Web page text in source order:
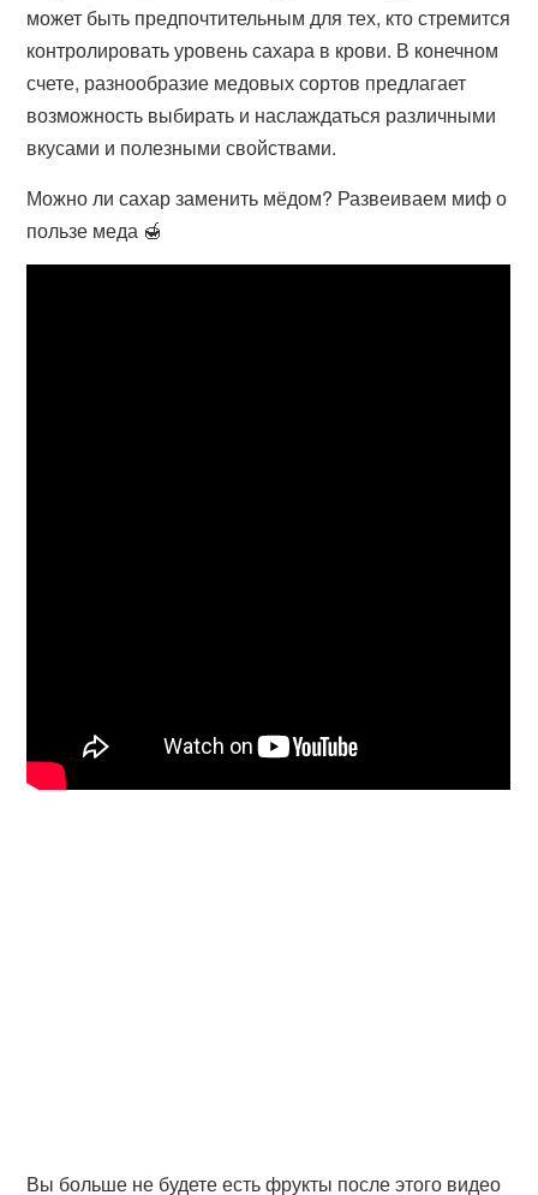
может быть предпочтительным для тех, кто стремится
контролировать уровень сахара в крови. В конечном
счете, разнообразие медовых сортов предлагает
возможность выбирать и наслаждаться различными
вкусами и полезными свойствами.
Можно ли сахар заменить мёдом? Развеиваем миф о
пользе меда 🍯
Вы больше не будете есть фрукты после этого видео